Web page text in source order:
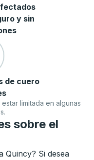
y sin
de cuero
limitada en algunas
sobre el
Quincy? Si desea